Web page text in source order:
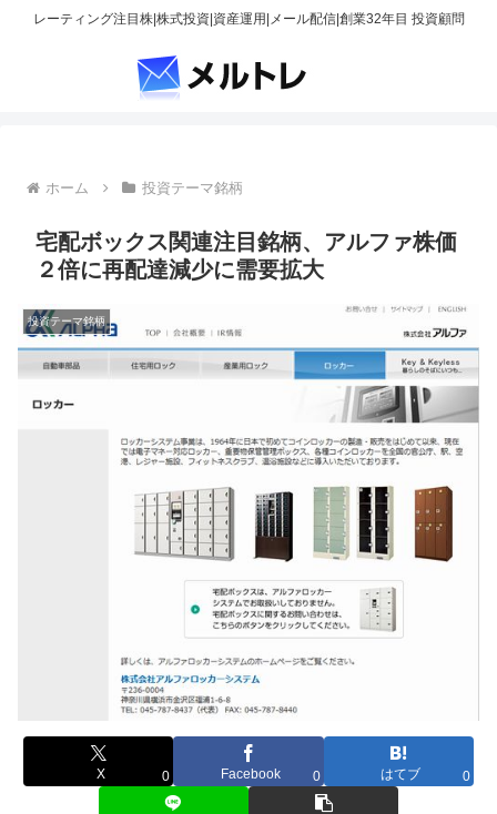
レーティング注目株|株式投資|資産運用|メール配信|創業32年目 投資顧問
ホーム 投資テーマ銘柄
宅配ボックス関連注目銘柄、アルファ株価
２倍に再配達減少に需要拡大
投資テーマ銘柄
X 0 Facebook 0 はてブ 0